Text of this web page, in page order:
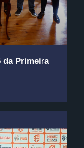
da Primeira